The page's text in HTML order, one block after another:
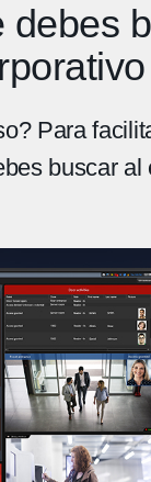
Para
buscar al